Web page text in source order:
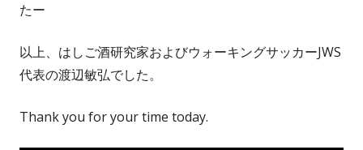
たー
以上、はしご酒研究家およびウォーキングサッカーJWS
代表の渡辺敏弘でした。
Thank you for your time today.